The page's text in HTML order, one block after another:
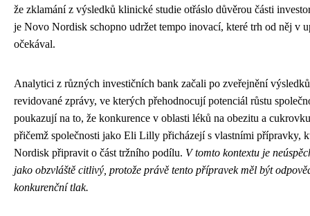
že zklamání z výsledků klinické studie otřáslo důvěrou části
je Novo Nordisk schopno udržet tempo inovací, které trh od něj v
očekával.
Analytici z různých investičních bank začali po zveřejnění
revidované zprávy, ve kterých přehodnocují potenciál růstu
poukazují na to, že konkurence v oblasti léků na obezitu a
přičemž společnosti jako Eli Lilly přicházejí s vlastními přípravky,
Nordisk připravit o část tržního podílu. V tomto kontextu je
jako obzvláště citlivý, protože právě tento přípravek měl být
konkurenční tlak.